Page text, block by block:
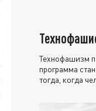
Технофашизм
программа
тогда, когда